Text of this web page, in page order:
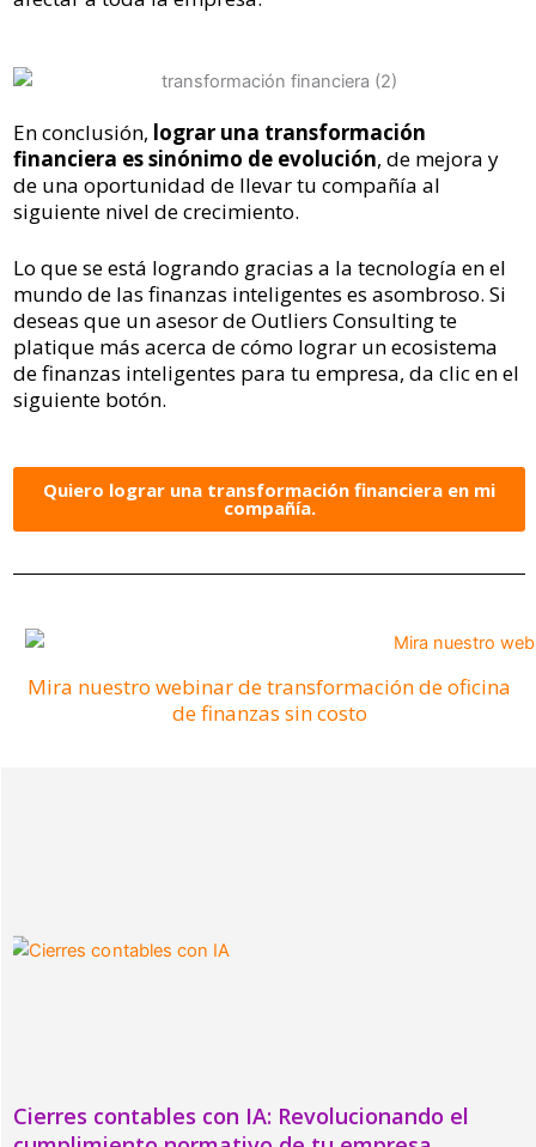
En conclusión, lograr una transformación
financiera es sinónimo de evolución, de mejora y
de una oportunidad de llevar tu compañía al
siguiente nivel de crecimiento.
Lo que se está logrando gracias a la tecnología en el
mundo de las finanzas inteligentes es asombroso. Si
deseas que un asesor deOutliers Consultingte
platique más acerca decómo lograr un ecosistema
de finanzas inteligentes para tu empresa, da clic en el
siguiente botón.
Quiero lograr una transformación financiera en mi
compañía.
Mira nuestro webinar de transformación de oficina
de finanzas sin costo
Cierres contables con IA: Revolucionando el